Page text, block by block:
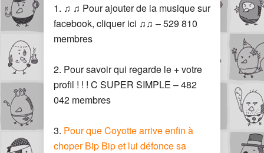
1. ♫ ♫ Pour ajouter de la musique sur
facebook, cliquer ici ♫♫ – 529 810
membres
2. Pour savoir qui regarde le + votre
profil ! ! ! C SUPER SIMPLE – 482
042 membres
3. Pour que Coyotte arrive enfin à
choper Bip Bip et lui défonce sa